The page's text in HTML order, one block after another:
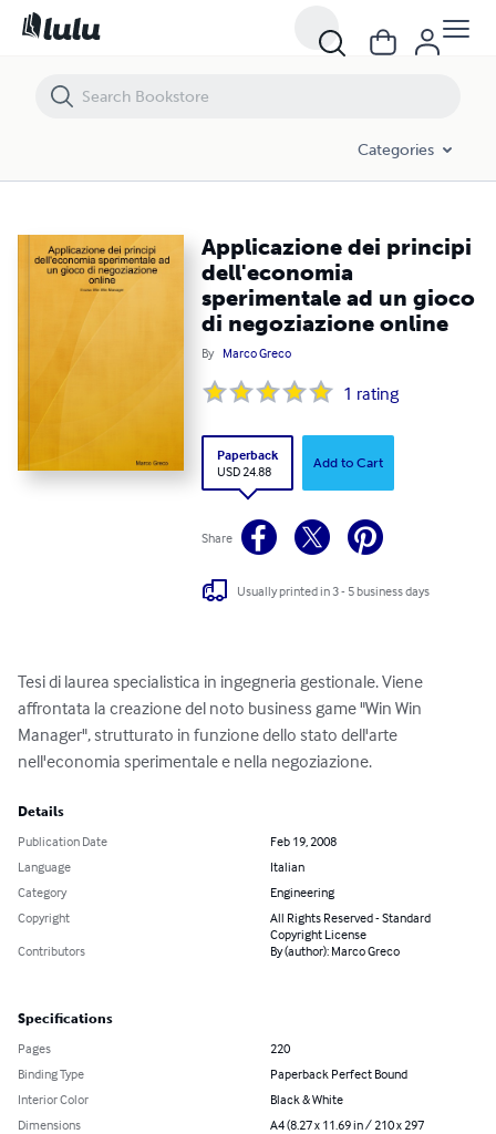
Categories
Applicazione dei principi
dell'economia
sperimentale ad un gioco
di negoziazione online
By Marco Greco
1 rating
Paperback
USD 24.88
Add to Cart
Share
Usually printed in 3 - 5 business days
Tesi di laurea specialistica in ingegneria gestionale. Viene
affrontata la creazione del noto business game "Win Win
Manager", strutturato in funzione dello stato dell'arte
nell'economia sperimentale e nella negoziazione.
Details
Publication Date
Feb 19, 2008
Language
Italian
Category
Engineering
Copyright
All Rights Reserved - Standard
Copyright License
Contributors
By (author): Marco Greco
Specifications
Pages
220
Binding Type
Paperback Perfect Bound
Interior Color
Black & White
Dimensions
A4 (8.27 x 11.69 in / 210 x 297
Applicazione dei principi dell'economia sperimentale ad un gioco di